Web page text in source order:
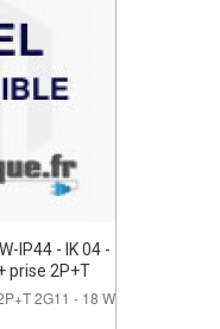
IP44 - IK 04 -
prise 2P+T
2G11 - 18 W